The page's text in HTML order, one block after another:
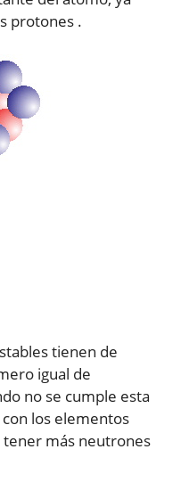
protones .
tienen de
igual de
no se cumple esta
los elementos
tener más neutrones